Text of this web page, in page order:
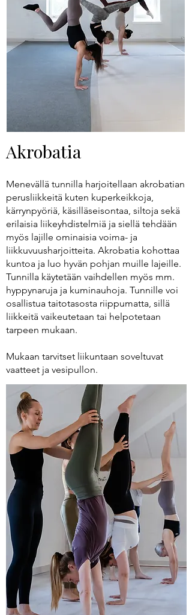
Akrobatia
Menevällä tunnilla harjoitellaan akrobatian
perusliikkeitä kuten kuperkeikkoja,
kärrynpyöriä, käsilläseisontaa, siltoja sekä
erilaisia liikeyhdistelmiä ja siellä tehdään
myös lajille ominaisia voima- ja
liikkuvuusharjoitteita. Akrobatia kohottaa
kuntoa ja luo hyvän pohjan muille lajeille.
Tunnilla käytetään vaihdellen myös mm.
hyppynaruja ja kuminauhoja. Tunnille voi
osallistua taitotasosta riippumatta, sillä
liikkeitä vaikeutetaan tai helpotetaan
tarpeen mukaan.
Mukaan tarvitset liikuntaan soveltuvat
vaatteet ja vesipullon.